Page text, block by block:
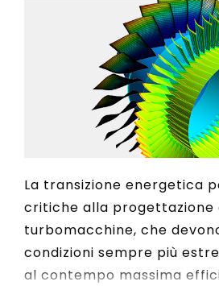
La transizione energetica
critiche alla progettazione
turbomacchine, che
condizioni sempre più
al contempo massima